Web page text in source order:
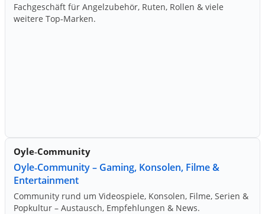
Fachgeschäft für Angelzubehör, Ruten, Rollen & viele
weitere Top‑Marken.
Oyle‑Community
Oyle‑Community – Gaming, Konsolen, Filme &
Entertainment
Community rund um Videospiele, Konsolen, Filme, Serien &
Popkultur – Austausch, Empfehlungen & News.